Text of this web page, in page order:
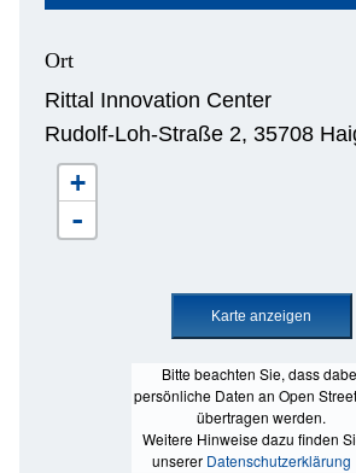
Ort
Rittal Innovation Center
Rudolf-Loh-Straße 2, 35708
Bitte beachten Sie, dass
persönliche Daten an Open
übertragen werden.
Weitere Hinweise dazu finden
unserer Datenschutzerklärung
+
-